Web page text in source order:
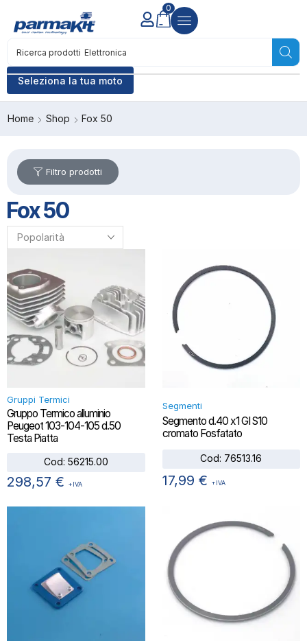
Seleziona la tua moto
Ricerca prodotti Accensione
0
Home Shop Fox 50
Filtro prodotti
Fox 50
Gruppi Termici
Gruppo Termico alluminio
Peugeot 103-104-105 d.50
Testa Piatta
Cod: 56215.00
298,57 € +IVA
Segmenti
Segmento d.40 x1 GI S10
cromato Fosfatato
Cod: 76513.16
17,99 € +IVA